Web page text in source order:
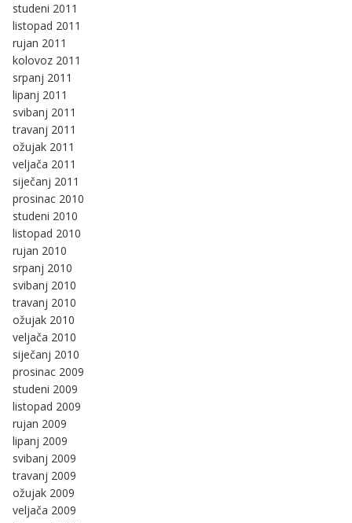
studeni 2011
listopad 2011
rujan 2011
kolovoz 2011
srpanj 2011
lipanj 2011
svibanj 2011
travanj 2011
ožujak 2011
veljača 2011
siječanj 2011
prosinac 2010
studeni 2010
listopad 2010
rujan 2010
srpanj 2010
svibanj 2010
travanj 2010
ožujak 2010
veljača 2010
siječanj 2010
prosinac 2009
studeni 2009
listopad 2009
rujan 2009
lipanj 2009
svibanj 2009
travanj 2009
ožujak 2009
veljača 2009